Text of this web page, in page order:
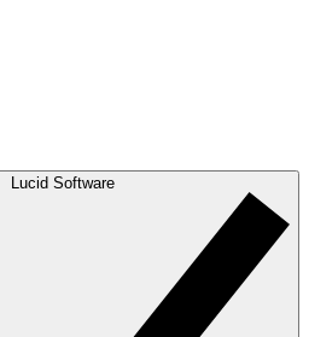
Lucid Software